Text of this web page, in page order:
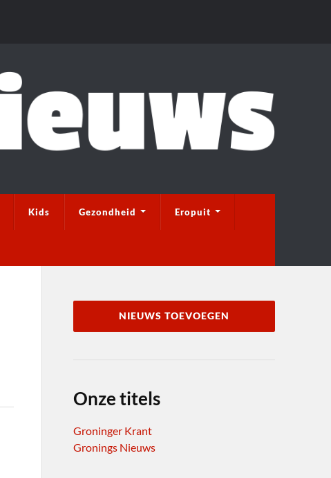
Kids Gezondheid Eropuit
NIEUWS TOEVOEGEN
Onze titels
Groninger Krant
Gronings Nieuws